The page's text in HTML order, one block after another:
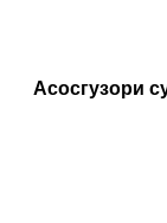
Асосгузори